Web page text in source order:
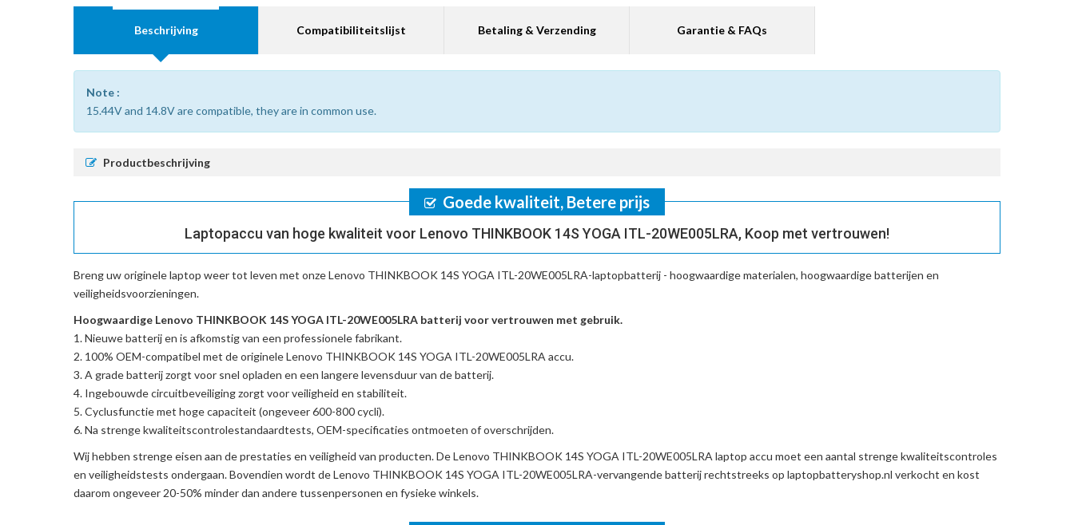
Beschrijving Compatibiliteitslijst Betaling & Verzending Garantie & FAQs
Note :
15.44V and 14.8V are compatible, they are in common use.
Productbeschrijving
Goede kwaliteit, Betere prijs
Laptopaccu van hoge kwaliteit voor Lenovo THINKBOOK 14S YOGA ITL-20WE005LRA, Koop met vertrouwen!
Breng uw originele laptop weer tot leven met onzeLenovo THINKBOOK 14S YOGA ITL-20WE005LRA-laptopbatterij - hoogwaardige materialen, hoogwaardige batterijen en
veiligheidsvoorzieningen.
Hoogwaardige Lenovo THINKBOOK 14S YOGA ITL-20WE005LRA batterij voor vertrouwen met gebruik.
Nieuwe batterij en is afkomstig van een professionele fabrikant.
100% OEM-compatibel met deoriginele Lenovo THINKBOOK 14S YOGA ITL-20WE005LRA accu.
A grade batterij zorgt voor snel opladen en een langere levensduur van de batterij.
Ingebouwde circuitbeveiliging zorgt voor veiligheid en stabiliteit.
Cyclusfunctie met hoge capaciteit (ongeveer 600-800 cycli).
Na strenge kwaliteitscontrolestandaardtests, OEM-specificaties ontmoeten of overschrijden.
Wij hebben strenge eisen aan de prestaties en veiligheid van producten. DeLenovo THINKBOOK 14S YOGA ITL-20WE005LRA laptop accu moet een aantal strenge kwaliteitscontroles
en veiligheidstests ondergaan. Bovendien wordt deLenovo THINKBOOK 14S YOGA ITL-20WE005LRA-vervangende batterijrechtstreeks op laptopbatteryshop.nl verkocht en kost
daarom ongeveer 20-50% minder dan andere tussenpersonen en fysieke winkels.